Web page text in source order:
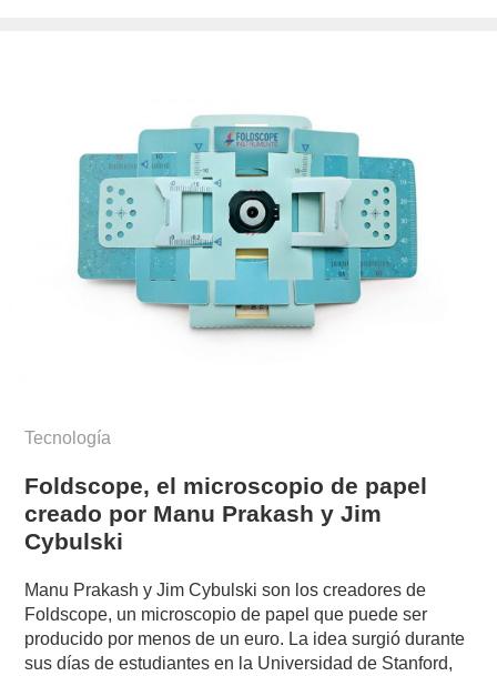
Tecnología
Foldscope, el microscopio de papel
creado por Manu Prakash y Jim
Cybulski
Manu Prakash y Jim Cybulski son los creadores de
Foldscope, un microscopio de papel que puede ser
producido por menos de un euro. La idea surgió durante
sus días de estudiantes en la Universidad de Stanford,